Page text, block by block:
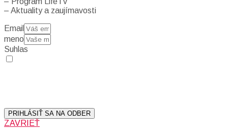
– Aktuality a zaujímavosti
Email
meno
Suhlas
PRIHLÁSIŤ SA NA ODBER
ZAVRIEŤ